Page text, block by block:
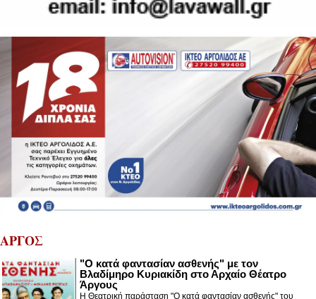
ΑΡΓΟΣ
"Ο κατά φαντασίαν ασθενής" με τον
Βλαδίμηρο Κυριακίδη στο Αρχαίο Θέατρο
Άργους
Η Θεατρική παράσταση "Ο κατά φαντασίαν ασθενής" του